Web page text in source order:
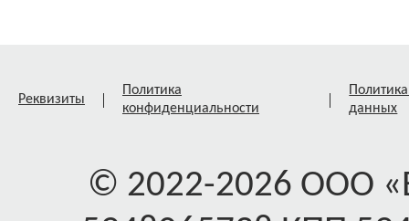
Реквизиты
Политика
конфиденциальности
данных
© 2022-2026 ООО